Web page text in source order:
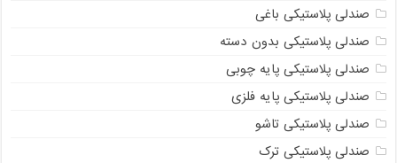
صندلی پلاستیکی باغی
صندلی پلاستیکی بدون دسته
صندلی پلاستیکی پایه چوبی
صندلی پلاستیکی پایه فلزی
صندلی پلاستیکی تاشو
صندلی پلاستیکی ترک